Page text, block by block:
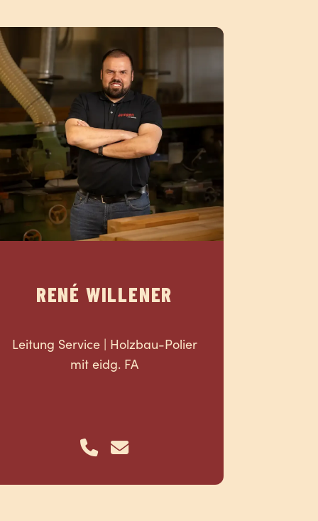
RENÉ WILLENER
Leitung Service | Holzbau-Polier
mit eidg. FA